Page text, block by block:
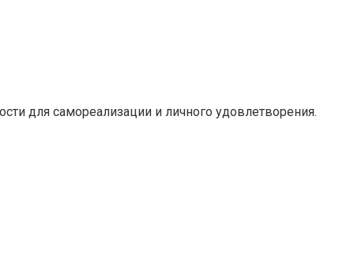
для самореализации и личного удовлетворения.